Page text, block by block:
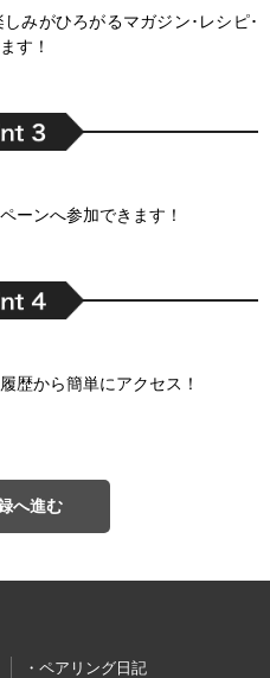
みがひろがるマガジン･レシピ･
す！
ーンへ参加できます！
歴から簡単にアクセス！
へ進む
ペアリング日記